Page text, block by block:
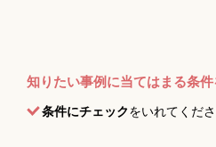
知りたい事例に当てはまる条
条件にチェックをいれてくだ